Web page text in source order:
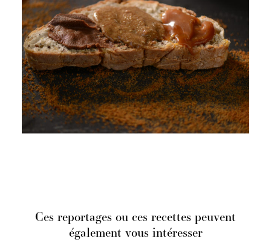
Ces reportages ou ces recettes peuvent
également vous intéresser